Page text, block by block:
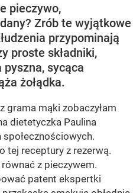
pieczywo,
Zrób te wyjątkowe
przypominają
proste składniki,
pyszna, sycąca
żołądka.
grama mąki zobaczyłam
dietetyczka Paulina
tej receptury z rezerwą.
z pieczywem.
patent ekspertki